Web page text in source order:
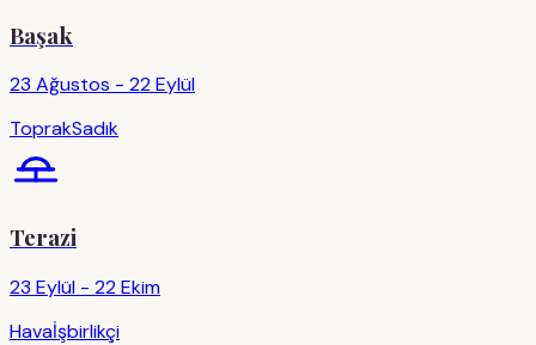
Başak
23 Ağustos - 22 Eylül
ToprakSadık
Terazi
23 Eylül - 22 Ekim
Havaİşbirlikçi